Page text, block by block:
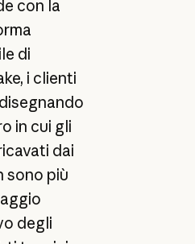
con la
di
i clienti
in cui gli
dai
sono più
degli